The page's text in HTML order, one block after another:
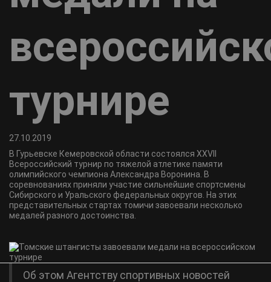
турнире
27.10.2019
В Гурьевске Кемеровской области состоялся XXVII
Всероссийский турнир по тяжелой атлетике памяти
олимпийского чемпиона Александра Воронина. В
соревнованиях приняли участие сильнейшие спортсмены
Сибирского и Уральского федеральных округов. На этих
представительных стартах томичи завоевали несколько
медалей разного достоинства.
Об этом Агентству спортивных новостей